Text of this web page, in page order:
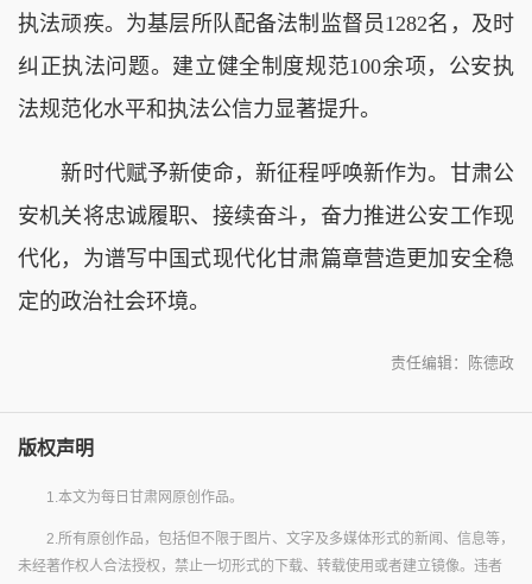
执法顽疾。为基层所队配备法制监督员1282名，及时
纠正执法问题。建立健全制度规范100余项，公安执
法规范化水平和执法公信力显著提升。
新时代赋予新使命，新征程呼唤新作为。甘肃公
安机关将忠诚履职、接续奋斗，奋力推进公安工作现
代化，为谱写中国式现代化甘肃篇章营造更加安全稳
定的政治社会环境。
责任编辑：陈德政
版权声明
1.本文为每日甘肃网原创作品。
2.所有原创作品，包括但不限于图片、文字及多媒体形式的新闻、信息等，
未经著作权人合法授权，禁止一切形式的下载、转载使用或者建立镜像。违者